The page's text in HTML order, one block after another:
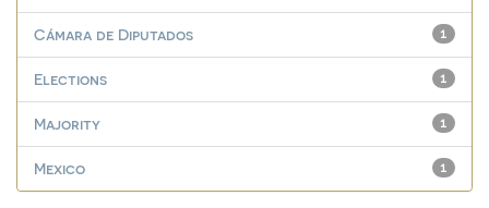
1
Cámara de Diputados
1
Elections
1
Majority
1
Mexico